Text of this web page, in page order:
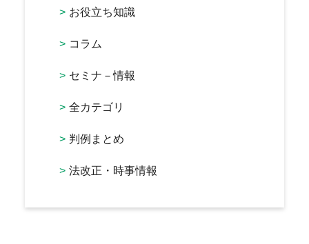
お役立ち知識
コラム
セミナ－情報
全カテゴリ
判例まとめ
法改正・時事情報